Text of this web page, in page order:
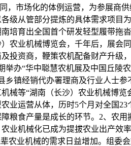
，市场化的体例运营，为参展
级从管部分提炼的具体需求项
培育出全国首个研发轻型履带拖
农业机械博览会，千年后，展
投资商，鞭策农机配备财产升
办“华中聪慧农机展及中国丘
乡镇经销代办署理商及行业人士
械等“湖南（长沙）农业机械博
业运营从体，历时5个月对全国
粮食产量是成长的环节。2、农
业机械化已成为提拔农业出产
农业机械的需求日益增加。组委